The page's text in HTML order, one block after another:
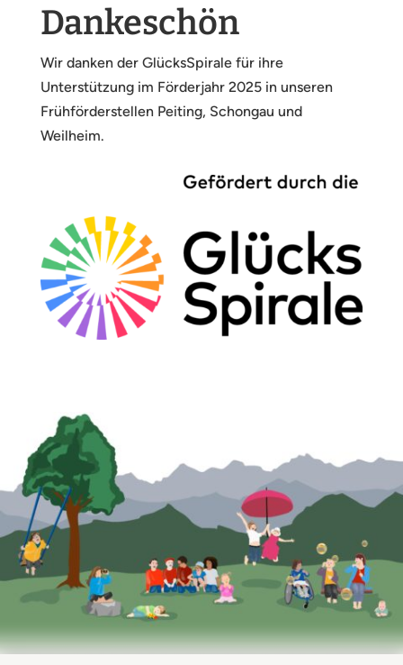
Dankeschön
Wir danken der GlücksSpirale für ihre
Unterstützung im Förderjahr 2025 in unseren
Frühförderstellen Peiting, Schongau und
Weilheim.